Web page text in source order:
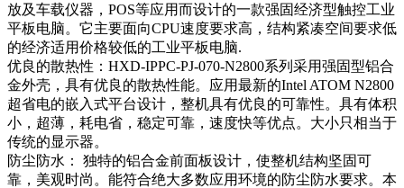
放及车载仪器，POS等应用而设计的一款强固经济型触控工业
平板电脑。它主要面向CPU速度要求高，结构紧凑空间要求低
的经济适用价格较低的工业平板电脑.
优良的散热性：HXD-IPPC-PJ-070-N2800系列采用强固型铝合
金外壳，具有优良的散热性能。应用最新的Intel ATOM N2800
超省电的嵌入式平台设计，整机具有优良的可靠性。具有体积
小，超薄，耗电省，稳定可靠，速度快等优点。大小只相当于
传统的显示器。
防尘防水： 独特的铝合金前面板设计，使整机结构坚固可
靠，美观时尚。能符合绝大多数应用环境的防尘防水要求。本